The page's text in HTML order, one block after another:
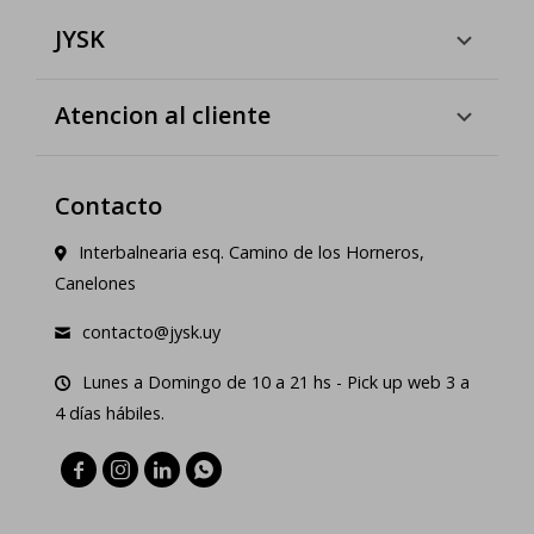
JYSK
Atencion al cliente
Contacto
Interbalnearia esq. Camino de los Horneros,
Canelones
contacto@jysk.uy
Lunes a Domingo de 10 a 21 hs - Pick up web 3 a
4 días hábiles.
   